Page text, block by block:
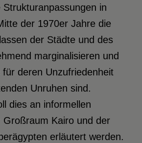
in
der 1970er Jahre die
der Städte und des
marginalisieren und
für deren Unzufriedenheit
Unruhen sind.
dies an informellen
Großraum Kairo und der
erläutert werden.